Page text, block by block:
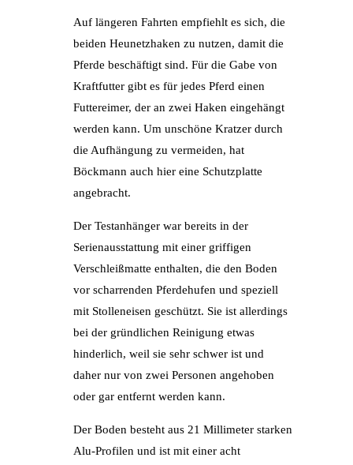
Auf längeren Fahrten empfiehlt es sich, die
beiden Heunetzhaken zu nutzen, damit die
Pferde beschäftigt sind. Für die Gabe von
Kraftfutter gibt es für jedes Pferd einen
Futtereimer, der an zwei Haken eingehängt
werden kann. Um unschöne Kratzer durch
die Aufhängung zu vermeiden, hat
Böckmann auch hier eine Schutzplatte
angebracht.
Der Testanhänger war bereits in der
Serienausstattung mit einer griffigen
Verschleißmatte enthalten, die den Boden
vor scharrenden Pferdehufen und speziell
mit Stolleneisen geschützt. Sie ist allerdings
bei der gründlichen Reinigung etwas
hinderlich, weil sie sehr schwer ist und
daher nur von zwei Personen angehoben
oder gar entfernt werden kann.
Der Boden besteht aus 21 Millimeter starken
Alu-Profilen und ist mit einer acht